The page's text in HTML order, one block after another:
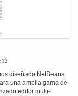
diseñado NetBeans
una amplia gama de
editor multi-